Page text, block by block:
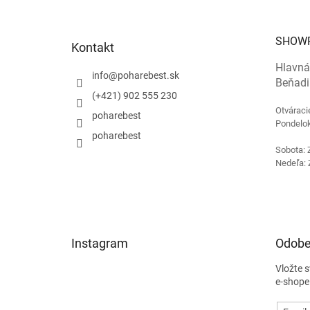
Kontakt
info@poharebest.sk
(+421) 902 555 230
poharebest
poharebest
Sobota:
Nedeľa:
Instagram
Vložte
e-